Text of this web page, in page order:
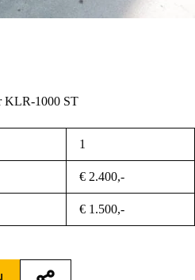
KLR-1000 ST
1
€ 2.400,-
€ 1.500,-